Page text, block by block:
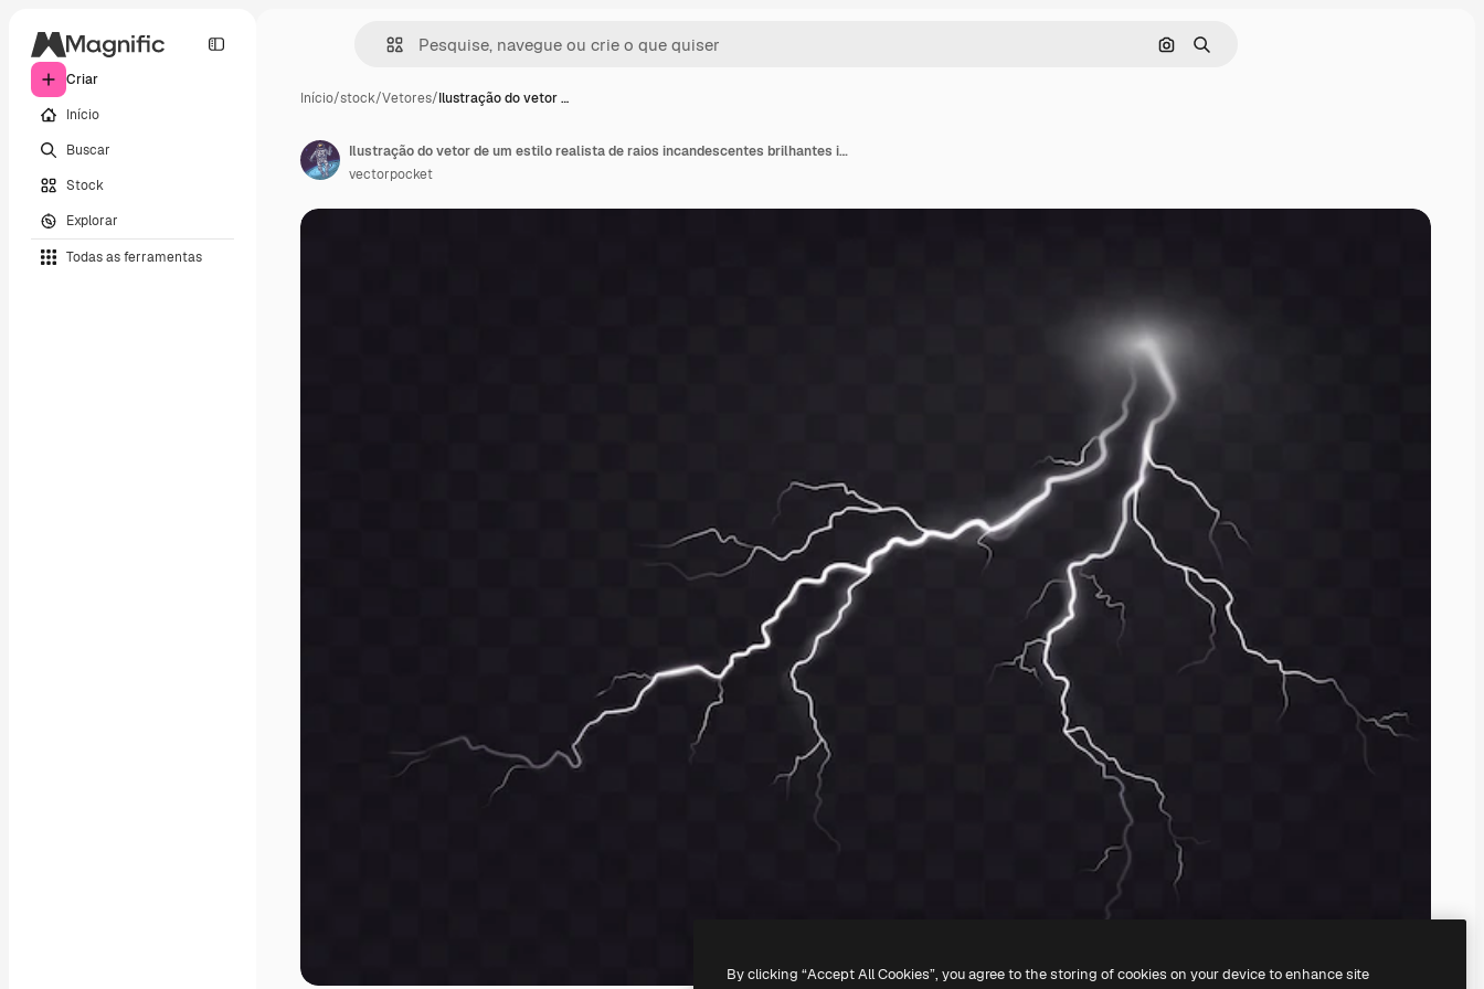
Criar
Início
Buscar
Stock
Explorar
Todas as ferramentas
Pesquisar por imagem
Buscar
Início/stock/Vetores/Ilustração do vetor …
Ilustração do vetor de um estilo realista de raios incandescentes brilhantes isolados em um efeito de luz natural escuro.
vectorpocket
By clicking “Accept All Cookies”, you agree to the storing of cookies on your device to enhance site